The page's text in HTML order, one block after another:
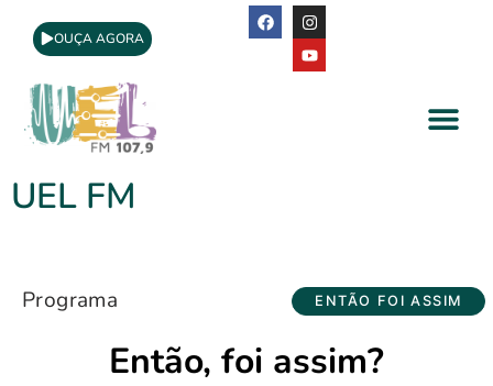
OUÇA AGORA
UEL FM
Programa ENTÃO FOI ASSIM
Então, foi assim?